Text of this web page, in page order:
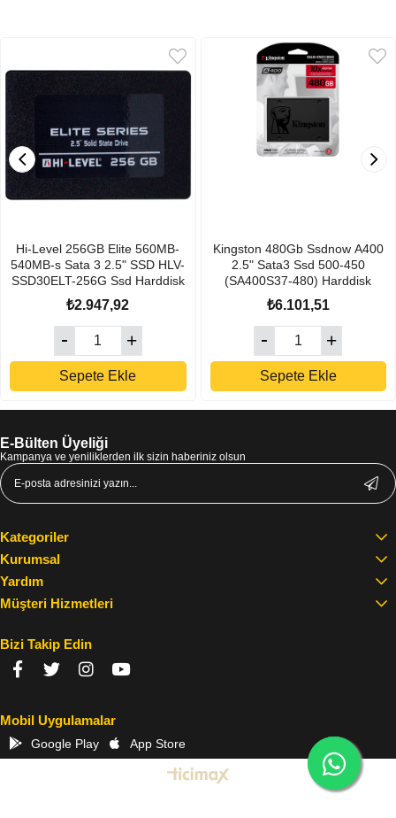
Hi-Level 256GB Elite 560MB-
540MB-s Sata 3 2.5" SSD HLV-
SSD30ELT-256G Ssd Harddisk
₺2.947,92
Sepete Ekle
Kingston 480Gb Ssdnow A400
2.5" Sata3 Ssd 500-450
(SA400S37-480) Harddisk
₺6.101,51
Sepete Ekle
E-Bülten Üyeliği
Kampanya ve yeniliklerden ilk sizin haberiniz olsun
Kategoriler
Kurumsal
Yardım
Müşteri Hizmetleri
Bizi Takip Edin
Mobil Uygulamalar
Google Play App Store